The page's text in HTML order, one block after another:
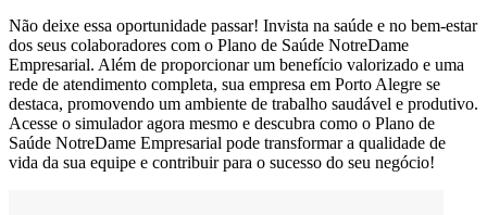
Não deixe essa oportunidade passar! Invista na saúde e no bem-estar
dos seus colaboradores com o Plano de Saúde NotreDame
Empresarial. Além de proporcionar um benefício valorizado e uma
rede de atendimento completa, sua empresa em Porto Alegre se
destaca, promovendo um ambiente de trabalho saudável e produtivo.
Acesse o simulador agora mesmo e descubra como o Plano de
Saúde NotreDame Empresarial pode transformar a qualidade de
vida da sua equipe e contribuir para o sucesso do seu negócio!